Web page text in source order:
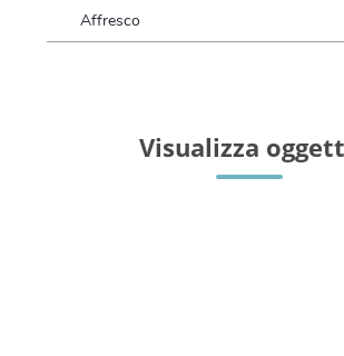
Affresco
Visualizza